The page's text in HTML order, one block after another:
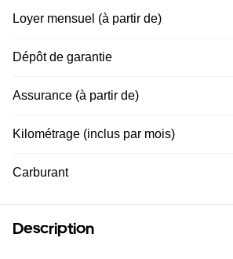
Loyer mensuel (à partir de)
Dépôt de garantie
Assurance (à partir de)
Kilométrage (inclus par mois)
Carburant
Description